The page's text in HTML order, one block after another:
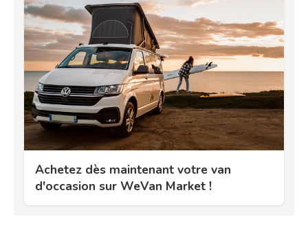
Achetez dès maintenant votre van
d'occasion sur WeVan Market !